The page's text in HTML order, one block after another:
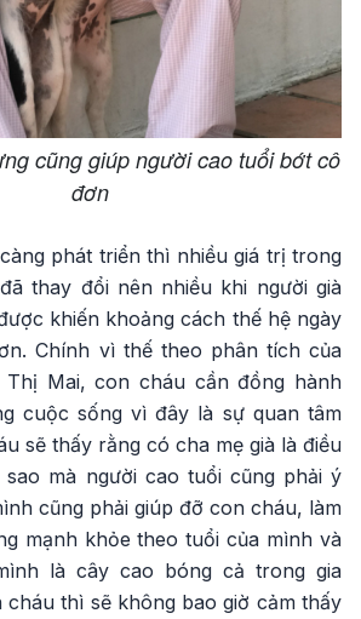
cũng giúp người cao tuổi bớt cô
đơn
phát triển thì nhiều giá trị trong
thay đổi nên nhiều khi người già
khiến khoảng cách thế hệ ngày
Chính vì thế theo phân tích của
Mai, con cháu cần đồng hành
cuộc sống vì đây là sự quan tâm
sẽ thấy rằng có cha mẹ già là điều
sao mà người cao tuổi cũng phải ý
cũng phải giúp đỡ con cháu, làm
mạnh khỏe theo tuổi của mình và
là cây cao bóng cả trong gia
thì sẽ không bao giờ cảm thấy